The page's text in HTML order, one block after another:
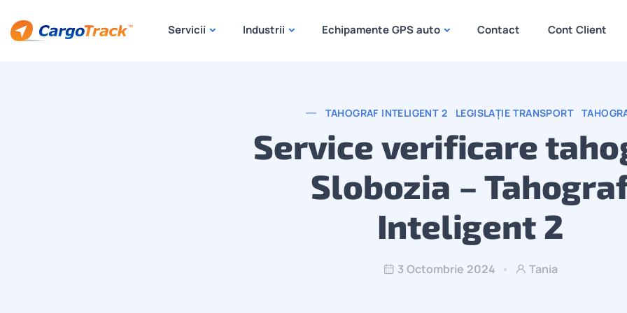
Servicii Industrii Echipamente GPS auto Contact Cont Client
TAHOGRAF INTELIGENT 2 LEGISLAȚIE TRANSPORT
Service verificare
Slobozia –
Inteligent 2
3 Octombrie 2024 Tania